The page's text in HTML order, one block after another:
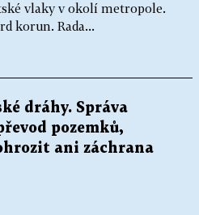
vlaky v okolí metropole.
korun. Rada...
dráhy. Správa
pozemků,
ani záchrana